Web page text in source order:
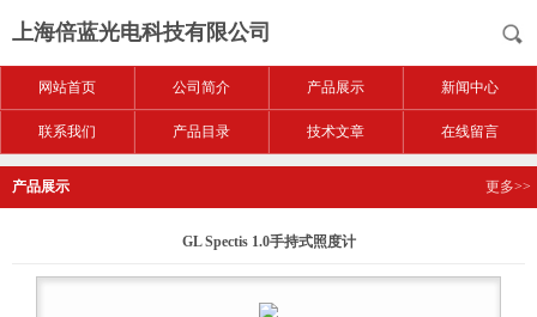
上海倍蓝光电科技有限公司
网站首页 公司简介 产品展示 新闻中心
联系我们 产品目录 技术文章 在线留言
产品展示 更多>>
GL Spectis 1.0手持式照度计